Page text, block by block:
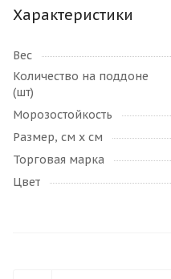
Характеристики
Вес
Количество на поддоне
(шт)
Морозостойкость
Размер, см х см
Торговая марка
Цвет